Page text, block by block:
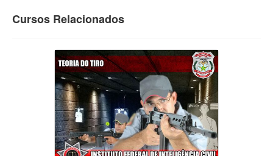
Cursos Relacionados